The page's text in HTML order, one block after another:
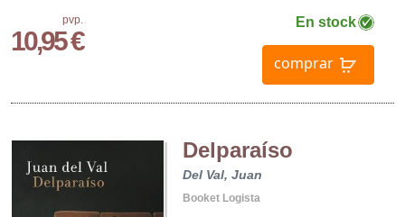
pvp.
10,95 €
En stock
comprar
Delparaíso
Del Val, Juan
Booket Logista